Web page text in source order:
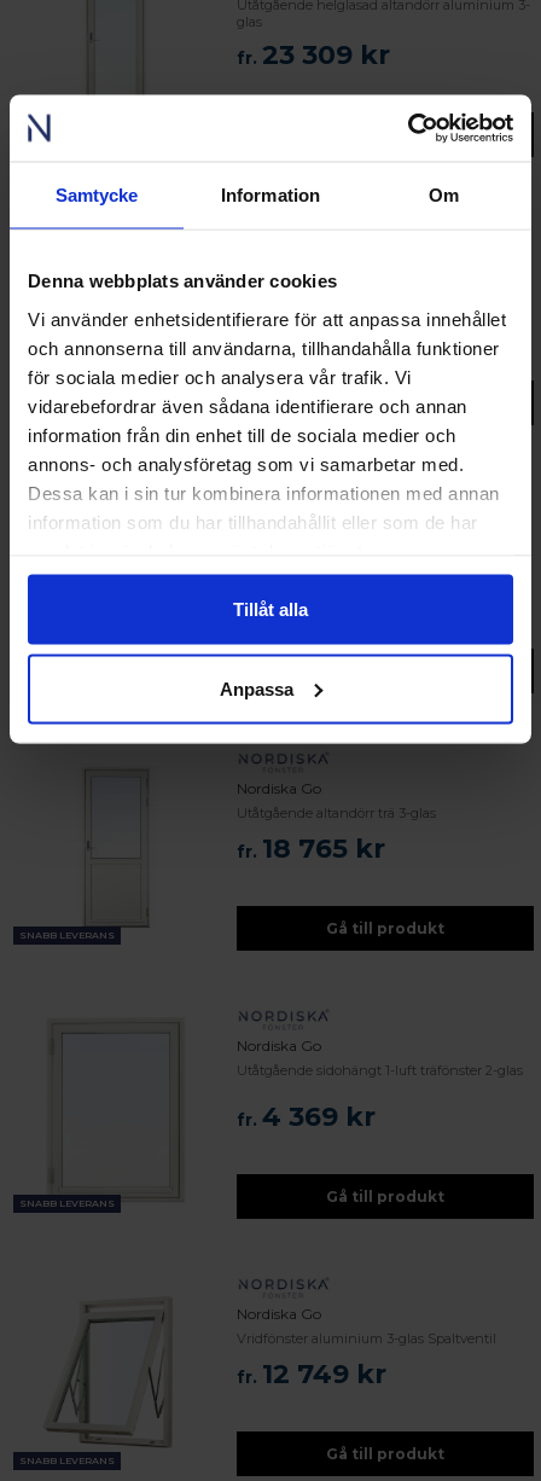
Samtycke Information Om
Denna webbplats använder cookies
Vi använder enhetsidentifierare för att anpassa innehållet
och annonserna till användarna, tillhandahålla funktioner
för sociala medier och analysera vår trafik. Vi
vidarebefordrar även sådana identifierare och annan
information från din enhet till de sociala medier och
annons- och analysföretag som vi samarbetar med.
Dessa kan i sin tur kombinera informationen med annan
information som du har tillhandahållit eller som de har
Tillåt alla
Anpassa
SNABB LEVERANS
Utåtgående helglasad altandörr aluminium 3-
glas
fr. 23 309 kr
Gå till produkt
SNABB LEVERANS
Utåtgående helglasad altandörr trä 3-glas
fr.19 815 kr
Gå till produkt
Nordiska Go
SNABB LEVERANS
Nordiska Go
Utåtgående altandörr trä 3-glas
fr. 18 765 kr
Gå till produkt
SNABB LEVERANS
Nordiska Go
Utåtgående sidohängt 1-luft träfönster 2-glas
fr. 4 369 kr
Gå till produkt
SNABB LEVERANS
Nordiska Go
Vridfönster aluminium 3-glas Spaltventil
fr. 12 749 kr
Gå till produkt